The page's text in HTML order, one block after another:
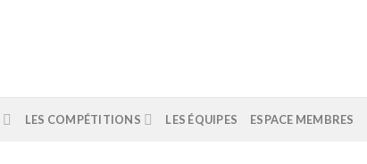
LES COMPÉTITIONS LES ÉQUIPES ESPACE MEMBRES